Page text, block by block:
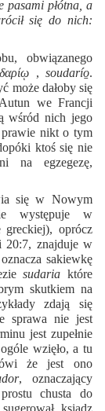
pasami płótna, a
się do nich:
obwiązanego
, soudarío̱.
może dałoby się
we Francji
wśród nich jego
nikt o tym
ktoś się nie
na egzegezę,
się w Nowym
występuje w
greckiej), oprócz
20:7, znajduje w
sakiewkę
sudaria które
skutkiem na
zdają się
sprawa nie jest
jest zupełnie
wzięło, a tu
że jest ono
, oznaczający
chusta do